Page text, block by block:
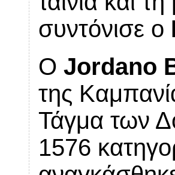
συντόνισε ο
Ο Jordano
της
Τάγμα των
1576